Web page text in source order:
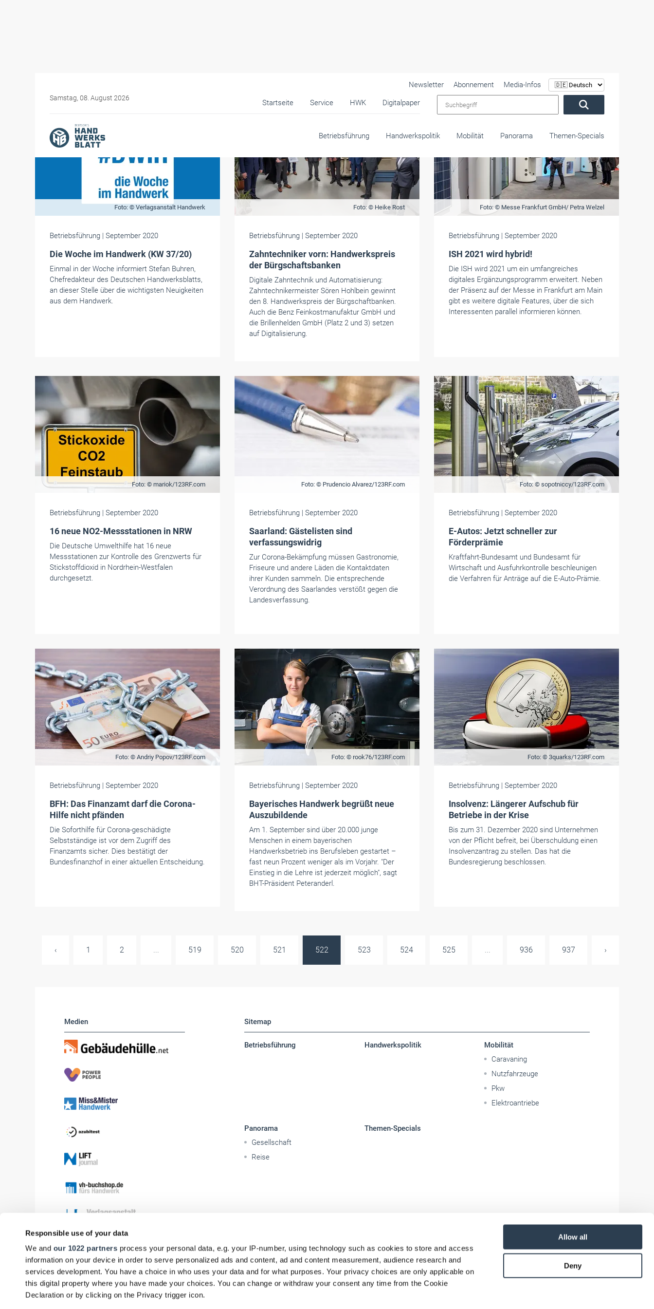
Responsible use of your data
We and our 1022 partners process your personal data, e.g. your IP-number, using technology such as cookies to store and access
information on your device in order to serve personalized ads and content, ad and content measurement, audience research and
services development. You have a choice in who uses your data and for what purposes. Your privacy choices are only applicable on
this digital property where you have made your choices. You can change or withdraw your consent any time from the Cookie
Declaration or by clicking on the Privacy trigger icon.
Allow all
Deny
Samstag, 08. August 2026
Startseite Service HWK Digitalpaper
Newsletter Abonnement
Media-Infos
Betriebsführung Handwerkspolitik Mobilität Panorama Themen-Specials
Foto: © Verlagsanstalt Handwerk
Betriebsführung | September 2020
Die Woche im Handwerk (KW 37/20)
Einmal in der Woche informiert Stefan Buhren,
Chefredakteur des Deutschen Handwerksblatts,
an dieser Stelle über die wichtigsten Neuigkeiten
aus dem Handwerk.
Foto: © Heike Rost
Betriebsführung | September 2020
Zahntechniker vorn: Handwerkspreis
der Bürgschaftsbanken
Digitale Zahntechnik und Automatisierung:
Zahntechnikermeister Sören Hohlbein gewinnt
den 8. Handwerkspreis der Bürgschaftbanken.
Auch die Benz Feinkostmanufaktur GmbH und
die Brillenhelden GmbH (Platz 2 und 3) setzen
auf Digitalisierung.
Foto: © Messe Frankfurt GmbH/ Petra Welzel
Betriebsführung | September 2020
ISH 2021 wird hybrid!
Die ISH wird 2021 um ein umfangreiches
digitales Ergänzungsprogramm erweitert. Neben
der Präsenz auf der Messe in Frankfurt am Main
gibt es weitere digitale Features, über die sich
Interessenten parallel informieren können.
Foto: © mariok/123RF.com
Betriebsführung | September 2020
16 neue NO2-Messstationen in NRW
Die Deutsche Umwelthilfe hat 16 neue
Messstationen zur Kontrolle des Grenzwerts für
Stickstoffdioxid in Nordrhein-Westfalen
durchgesetzt.
Foto: © Prudencio Alvarez/123RF.com
Betriebsführung | September 2020
Saarland: Gästelisten sind
verfassungswidrig
Zur Corona-Bekämpfung müssen Gastronomie,
Friseure und andere Läden die Kontaktdaten
ihrer Kunden sammeln. Die entsprechende
Verordnung des Saarlandes verstößt gegen die
Landesverfassung.
Foto: © sopotniccy/123RF.com
Betriebsführung | September 2020
E-Autos: Jetzt schneller zur
Förderprämie
Kraftfahrt-Bundesamt und Bundesamt für
Wirtschaft und Ausfuhrkontrolle beschleunigen
die Verfahren für Anträge auf die E-Auto-Prämie.
Foto: © Andriy Popov/123RF.com
Betriebsführung | September 2020
BFH: Das Finanzamt darf die Corona-
Hilfe nicht pfänden
Die Soforthilfe für Corona-geschädigte
Selbstständige ist vor dem Zugriff des
Finanzamts sicher. Dies bestätigt der
Bundesfinanzhof in einer aktuellen Entscheidung.
Foto: © rook76/123RF.com
Betriebsführung | September 2020
Bayerisches Handwerk begrüßt neue
Auszubildende
Am 1. September sind über 20.000 junge
Menschen in einem bayerischen
Handwerksbetrieb ins Berufsleben gestartet –
fast neun Prozent weniger als im Vorjahr. "Der
Einstieg in die Lehre ist jederzeit möglich", sagt
BHT-Präsident Peteranderl.
Foto: © 3quarks/123RF.com
Betriebsführung | September 2020
Insolvenz: Längerer Aufschub für
Betriebe in der Krise
Bis zum 31. Dezember 2020 sind Unternehmen
von der Pflicht befreit, bei Überschuldung einen
Insolvenzantrag zu stellen. Das hat die
Bundesregierung beschlossen.
‹ 1 2 ... 519 520 521 522 523 524 525 ... 936 937 ›
Medien Sitemap
Betriebsführung Handwerkspolitik
Mobilität
Caravaning
Nutzfahrzeuge
Pkw
Elektroantriebe
Panorama
Gesellschaft
Reise
Themen-Specials